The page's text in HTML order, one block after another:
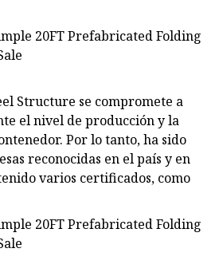
Structure se compromete a
el nivel de producción y la
Por lo tanto, ha sido
reconocidas en el país y en
varios certificados, como